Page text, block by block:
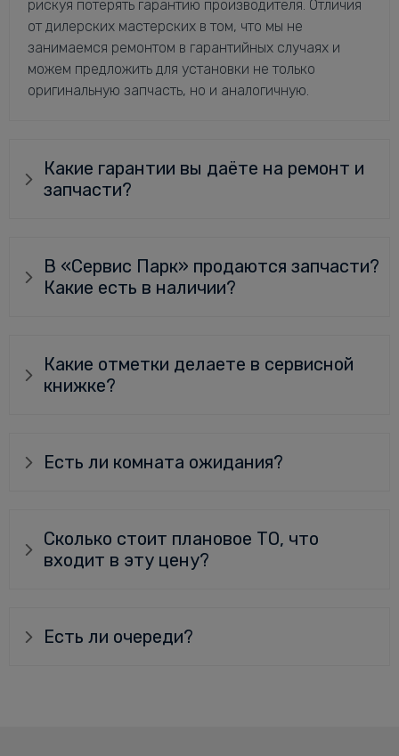
рискуя потерять гарантию производителя. Отличия
от дилерских мастерских в том, что мы не
занимаемся ремонтом в гарантийных случаях и
можем предложить для установки не только
оригинальную запчасть, но и аналогичную.
Какие гарантии вы даёте на ремонт и
запчасти?
В «Сервис Парк» продаются запчасти?
Какие есть в наличии?
Какие отметки делаете в сервисной
книжке?
Есть ли комната ожидания?
Сколько стоит плановое ТО, что
входит в эту цену?
Есть ли очереди?